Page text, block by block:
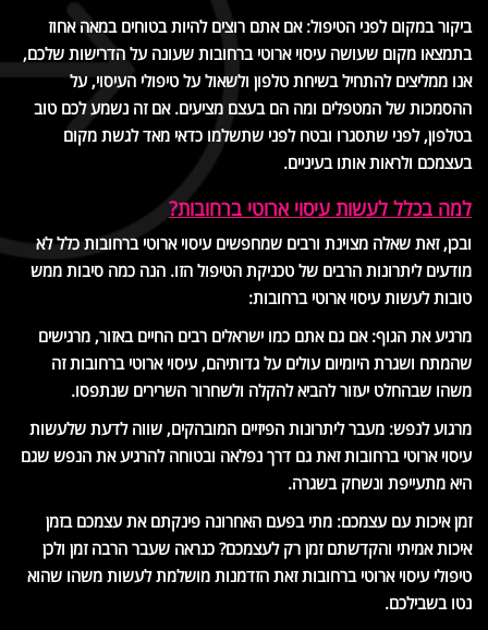
ביקור במקום לפני הטיפול: אם אתם רוצים להיות בטוחים במאה אחוז
בתמצאו מקום שעושה עיסוי ארוטי ברחובות שעונה על הדרישות שלכם,
אנו ממליצים להתחיל בשיחת טלפון ולשאול על טיפולי העיסוי, על
ההסמכות של המטפלים ומה הם בעצם מציעים. אם זה נשמע לכם טוב
בטלפון, לפני שתסגרו ובטח לפני שתשלמו כדאי מאד לגשת מקום
בעצמכם ולראות אותו בעיניים.
למה בכלל לעשות עיסוי ארוטי ברחובות?
ובכן, זאת שאלה מצוינת ורבים שמחפשים עיסוי ארוטי ברחובות כלל לא
מודעים ליתרונות הרבים של טכניקת הטיפול הזו. הנה כמה סיבות ממש
טובות לעשות עיסוי ארוטי ברחובות:
מרגיע את הגוף: אם גם אתם כמו ישראלים רבים החיים באזור, מרגישים
שהמתח ושגרת היומיום עולים על גדותיהם, עיסוי ארוטי ברחובות זה
משהו שבהחלט יעזור להביא להקלה ולשחרור השרירים שנתפסו.
מרגוע לנפש: מעבר ליתרונות הפיזיים המובהקים, שווה לדעת שלעשות
עיסוי ארוטי ברחובות זאת גם דרך נפלאה ובטוחה להרגיע את הנפש שגם
היא מתעייפת ונשחק בשגרה.
זמן איכות עם עצמכם: מתי בפעם האחרונה פינקתם את עצמכם בזמן
איכות אמיתי והקדשתם זמן רק לעצמכם? כנראה שעבר הרבה זמן ולכן
טיפולי עיסוי ארוטי ברחובות זאת הזדמנות מושלמת לעשות משהו שהוא
נטו בשבילכם.